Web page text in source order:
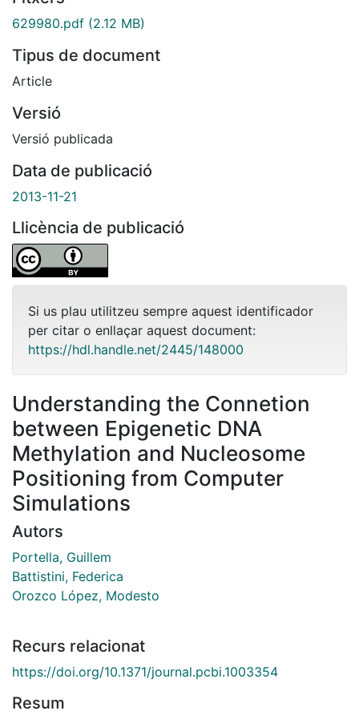
629980.pdf (2.12 MB)
Tipus de document
Article
Versió
Versió publicada
Data de publicació
2013-11-21
Llicència de publicació
Si us plau utilitzeu sempre aquest identificador
per citar o enllaçar aquest document:
https://hdl.handle.net/2445/148000
Understanding the Connetion
between Epigenetic DNA
Methylation and Nucleosome
Positioning from Computer
Simulations
Autors
Portella, Guillem
Battistini, Federica
Orozco López, Modesto
Recurs relacionat
https://doi.org/10.1371/journal.pcbi.1003354
Resum